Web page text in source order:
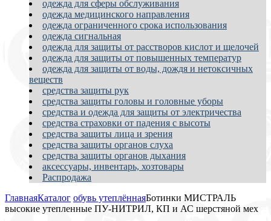
одежда для сферы обслуживания
одежда медицинского направления
одежда ограниченного срока использования
одежда сигнальная
одежда для защиты от расстворов кислот и щелочей
одежда для защиты от повышенных температур
одежда для защиты от воды, дождя и нетоксичных
веществ
средства защиты рук
средства защиты головы и головные уборы
средства и одежда для защиты от электричества
средства страховки от падения с высоты
средства защиты лица и зрения
средства защиты органов слуха
средства защиты органов дыхания
аксессуары, инвентарь, хозтовары
Распродажа
ГлавнаяКаталог обувь утеплённаяБотинки МИСТРАЛЬ
высокие утепленные ПУ-НИТРИЛ, КП и АС шерстяной мех